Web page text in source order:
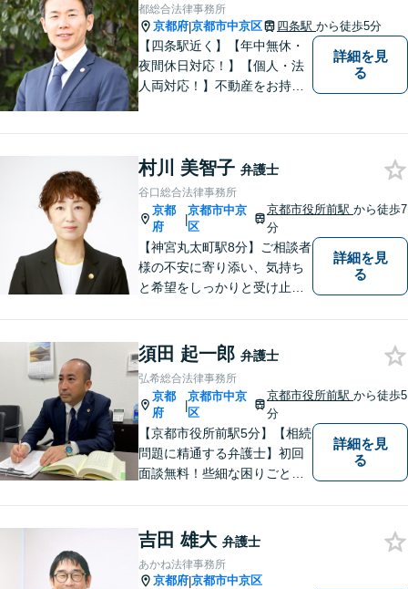
ます。お気軽にご相談くださ
い。
都総合法律事務所
京都府|京都市中京区 四条駅 から徒歩5分
【四条駅近く】【年中無休・
夜間休日対応！】【個人・法
人両対応！】不動産をお持ち
【24時間予約受付】【出張相
談可能】【弁護士保険（特
約）全社対応いたします】
詳細を見
る
村川 美智子 弁護士
谷口総合法律事務所
京都
府
|
京都市中京
区
京都市役所前駅から徒歩7
分
【神宮丸太町駅8分】ご相談者
様の不安に寄り添い、気持ち
と希望をしっかりと受け止め
う真摯にサポートします。ど
うぞお気軽にお話しくださ
い。【完全個室で相談可】
【地域密着型の法律事務所】
詳細を見
る
須田 起一郎 弁護士
弘希総合法律事務所
京都
府
|
京都市中京
区
京都市役所前駅から徒歩5
分
【京都市役所前駅5分】【相続
問題に精通する弁護士】初回
面談無料！些細な困りごと
ごとに真摯に向き合い、問題
解決へと導いてまいります。
まずはご相談ください。
詳細を見
る
吉田 雄大 弁護士
あかね法律事務所
京都府|京都市中京区